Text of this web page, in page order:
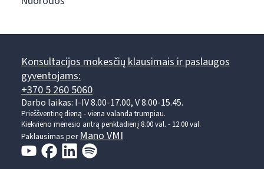
Konsultacijos mokesčių klausimais ir paslaugos
gyventojams:
+370 5 260 5060
Darbo laikas: I-IV 8.00-17.00, V 8.00-15.45.
Prieššventinę dieną - viena valanda trumpiau.
Kiekvieno mėnesio antrą penktadienį 8.00 val. - 12.00 val.
Paklausimas per Mano VMI